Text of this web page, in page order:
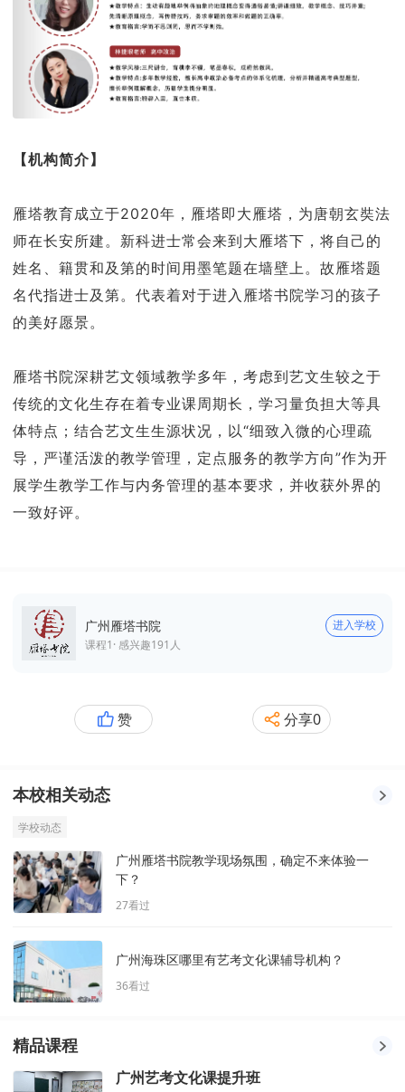
【机构简介】
雁塔教育成立于2020年，雁塔即大雁塔，为唐朝玄奘法
师在长安所建。新科进士常会来到大雁塔下，将自己的
姓名、籍贯和及第的时间用墨笔题在墙壁上。故雁塔题
名代指进士及第。代表着对于进入雁塔书院学习的孩子
的美好愿景。
雁塔书院深耕艺文领域教学多年，考虑到艺文生较之于
传统的文化生存在着专业课周期长，学习量负担大等具
体特点；结合艺文生生源状况，以“细致入微的心理疏
导，严谨活泼的教学管理，定点服务的教学方向”作为开
展学生教学工作与内务管理的基本要求，并收获外界的
一致好评。
广州雁塔书院
进入学校
课程1· 感兴趣191 人
赞 分享0
本校相关动态
学校动态
广州雁塔书院教学现场氛围，确定不来体验一
下？
27看过
广州海珠区哪里有艺考文化课辅导机构？
36看过
精品课程
广州艺考文化课提升班